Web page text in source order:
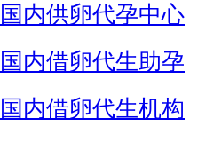
国内供卵代孕中心
国内借卵代生助孕
国内借卵代生机构